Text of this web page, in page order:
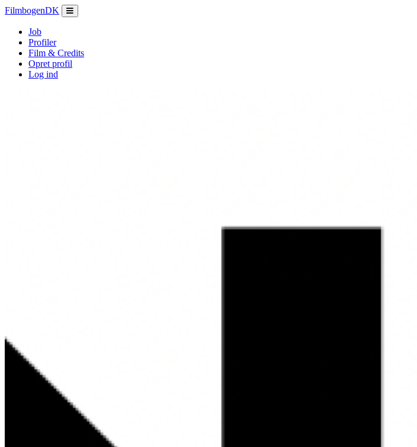
FilmbogenDK
Job
Profiler
Film & Credits
Opret profil
Log ind